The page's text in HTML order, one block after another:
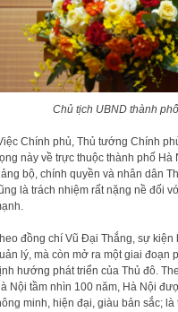
Chủ tịch UBND thành
Chính phủ, Thủ tướng Chính
này về trực thuộc thành phố
bộ, chính quyền và nhân dân
là trách nhiệm rất nặng nề đối
đồng chí Vũ Đại Thắng, sự
lý, mà còn mở ra một giai đoạn
hướng phát triển của Thủ đô.
Nội tầm nhìn 100 năm, Hà Nội
minh, hiện đại, giàu bản sắc;